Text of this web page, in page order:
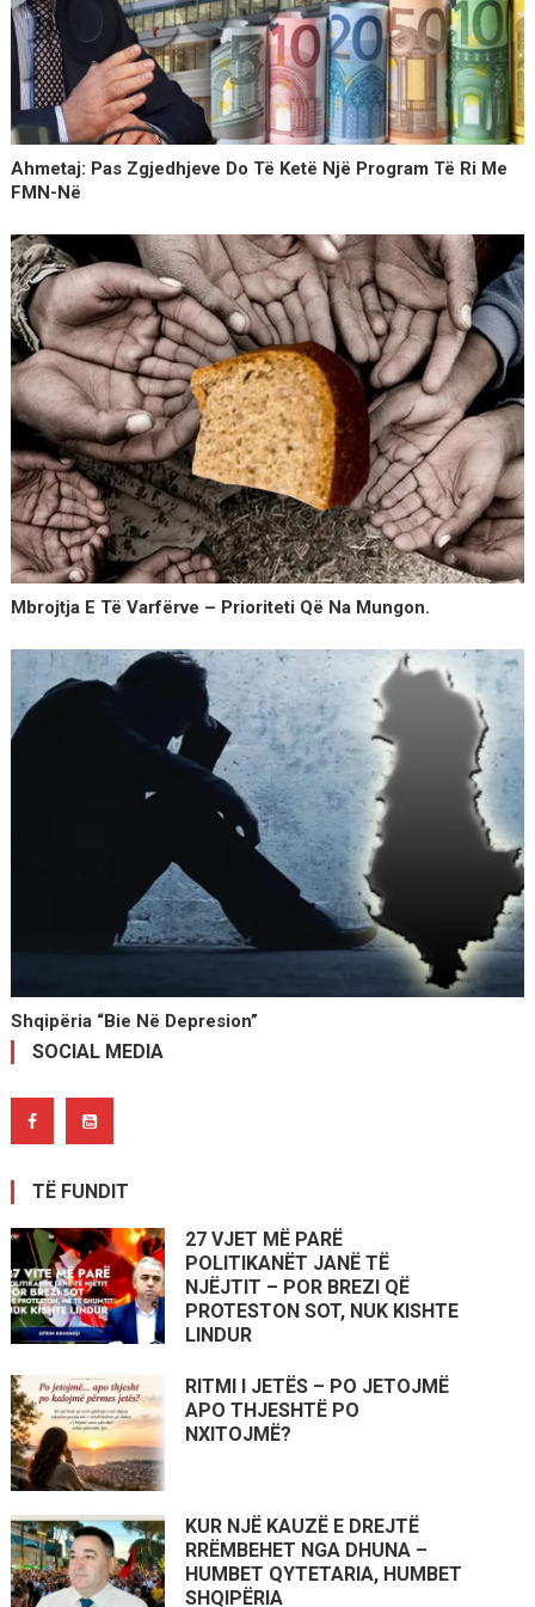
Ahmetaj: Pas Zgjedhjeve Do Të Ketë Një Program Të Ri Me
FMN-Në
Mbrojtja E Të Varfërve – Prioriteti Që Na Mungon.
Shqipëria “bie Në Depresion”
SOCIAL MEDIA
TË FUNDIT
27 VJET MË PARË
POLITIKANËT JANË TË
NJËJTIT – POR BREZI QË
PROTESTON SOT, NUK KISHTE
LINDUR
RITMI I JETËS – PO JETOJMË
APO THJESHTË PO
NXITOJMË?
KUR NJË KAUZË E DREJTË
RRËMBEHET NGA DHUNA –
HUMBET QYTETARIA, HUMBET
SHQIPËRIA